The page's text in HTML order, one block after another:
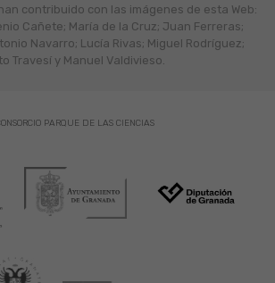
contribuido con las imágenes de esta Web:
Cañete; María de la Cruz; Juan Ferreras;
Navarro; Lucía Rivas; Miguel Rodríguez;
Travesí y Manuel Valdivieso.
PARQUE DE LAS CIENCIAS